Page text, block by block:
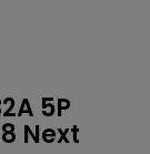
5P
Next